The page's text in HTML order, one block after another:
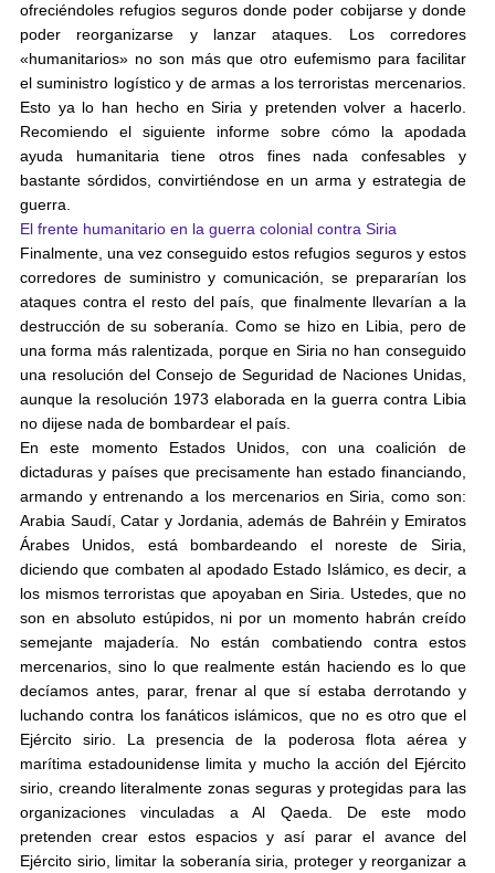
ofreciéndoles refugios seguros donde poder cobijarse y donde
poder reorganizarse y lanzar ataques. Los corredores
«humanitarios» no son más que otro eufemismo para facilitar
el suministro logístico y de armas a los terroristas mercenarios.
Esto ya lo han hecho en Siria y pretenden volver a hacerlo.
Recomiendo el siguiente informe sobre cómo la apodada
ayuda humanitaria tiene otros fines nada confesables y
bastante sórdidos, convirtiéndose en un arma y estrategia de
guerra.
El frente humanitario en la guerra colonial contra Siria
Finalmente, una vez conseguido estos refugios seguros y estos
corredores de suministro y comunicación, se prepararían los
ataques contra el resto del país, que finalmente llevarían a la
destrucción de su soberanía. Como se hizo en Libia, pero de
una forma más ralentizada, porque en Siria no han conseguido
una resolución del Consejo de Seguridad de Naciones Unidas,
aunque la resolución 1973 elaborada en la guerra contra Libia
no dijese nada de bombardear el país.
En este momento Estados Unidos, con una coalición de
dictaduras y países que precisamente han estado financiando,
armando y entrenando a los mercenarios en Siria, como son:
Arabia Saudí, Catar y Jordania, además de Bahréin y Emiratos
Árabes Unidos, está bombardeando el noreste de Siria,
diciendo que combaten al apodado Estado Islámico, es decir, a
los mismos terroristas que apoyaban en Siria. Ustedes, que no
son en absoluto estúpidos, ni por un momento habrán creído
semejante majadería. No están combatiendo contra estos
mercenarios, sino lo que realmente están haciendo es lo que
decíamos antes, parar, frenar al que sí estaba derrotando y
luchando contra los fanáticos islámicos, que no es otro que el
Ejército sirio. La presencia de la poderosa flota aérea y
marítima estadounidense limita y mucho la acción del Ejército
sirio, creando literalmente zonas seguras y protegidas para las
organizaciones vinculadas a Al Qaeda. De este modo
pretenden crear estos espacios y así parar el avance del
Ejército sirio, limitar la soberanía siria, proteger y reorganizar a